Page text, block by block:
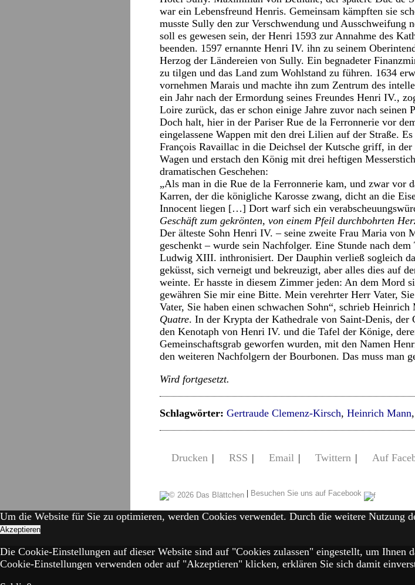
war ein Lebensfreund Henris. Gemeinsam kämpften sie
musste Sully den zur Verschwendung und Ausschweifung
soll es gewesen sein, der Henri 1593 zur Annahme des
beenden. 1597 ernannte Henri IV. ihn zu seinem
Herzog der Ländereien von Sully. Ein begnadeter
zu tilgen und das Land zum Wohlstand zu führen. 1634
vornehmen Marais und machte ihn zum Zentrum des
ein Jahr nach der Ermordung seines Freundes Henri IV.,
Loire zurück, das er schon einige Jahre zuvor nach seinen
Doch halt, hier in der Pariser Rue de la Ferronnerie vor
eingelassene Wappen mit den drei Lilien auf der Straße.
François Ravaillac in die Deichsel der Kutsche griff, in
Wagen und erstach den König mit drei heftigen
dramatischen Geschehen:
„Als man in die Rue de la Ferronnerie kam, und zwar vor
Karren, der die königliche Karosse zwang, dicht an die
Innocent liegen […] Dort warf sich ein
Geschäft zum gekrönten, von einem Pfeil durchbohrten
Der älteste Sohn Henri IV. – seine zweite Frau Maria von
geschenkt – wurde sein Nachfolger. Eine Stunde nach
Ludwig XIII. inthronisiert. Der Dauphin verließ sogleich
geküsst, sich verneigt und bekreuzigt, aber alles dies auf
weinte. Er hasste in diesem Zimmer jeden: An dem Mord
gewähren Sie mir eine Bitte. Mein verehrter Herr Vater,
Vater, Sie haben einen schwachen Sohn“, schrieb Heinrich
Quatre. In der Krypta der Kathedrale von Saint-Denis, der
den Kenotaph von Henri IV. und die Tafel der Könige,
Gemeinschaftsgrab geworfen wurden, mit den Namen
den weiteren Nachfolgern der Bourbonen. Das muss man
Wird fortgesetzt.
Schlagwörter: Gertraude Clemenz-Kirsch, Heinrich Mann,
Drucken | RSS | Email | Twittern | Auf
| Besuchen Sie uns auf Facebook
Um die Website für Sie zu optimieren, werden Cookies verwendet. Durch die weitere Nutzung
Akzeptieren
Die Cookie-Einstellungen auf dieser Website sind auf "Cookies zulassen" eingestellt, um Ihnen
Cookie-Einstellungen verwenden oder auf "Akzeptieren" klicken, erklären Sie sich damit